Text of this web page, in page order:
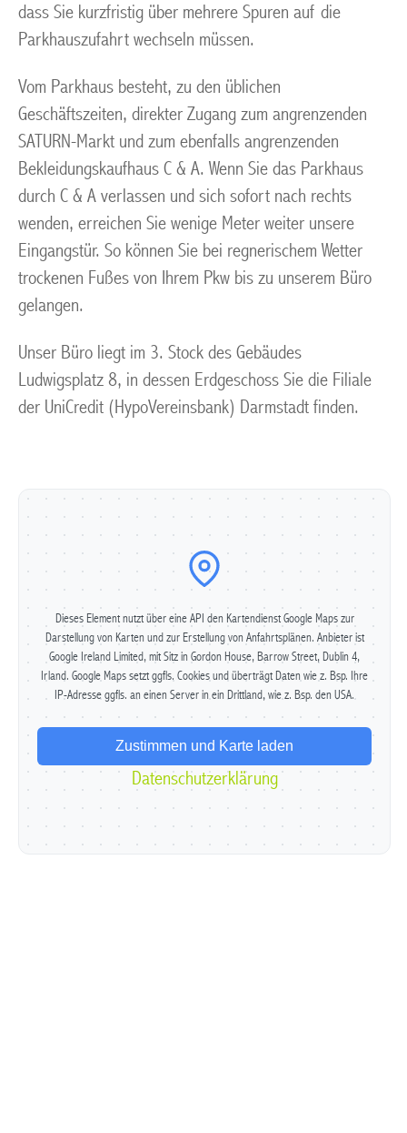
dass Sie kurzfristig über mehrere Spuren auf die
Parkhauszufahrt wechseln müssen.
Vom Parkhaus besteht, zu den üblichen
Geschäftszeiten, direkter Zugang zum angrenzenden
SATURN-Markt und zum ebenfalls angrenzenden
Bekleidungskaufhaus C & A. Wenn Sie das Parkhaus
durch C & A verlassen und sich sofort nach rechts
wenden, erreichen Sie wenige Meter weiter unsere
Eingangstür. So können Sie bei regnerischem Wetter
trockenen Fußes von Ihrem Pkw bis zu unserem Büro
gelangen.
Unser Büro liegt im 3. Stock des Gebäudes
Ludwigsplatz 8, in dessen Erdgeschoss Sie die Filiale
der UniCredit (HypoVereinsbank) Darmstadt finden.
Dieses Element nutzt über eine API den Kartendienst Google Maps zur
Darstellung von Karten und zur Erstellung von Anfahrtsplänen. Anbieter ist
Google Ireland Limited, mit Sitz in Gordon House, Barrow Street, Dublin 4,
Irland. Google Maps setzt ggfls. Cookies und überträgt Daten wie z. Bsp. Ihre
IP-Adresse ggfls. an einen Server in ein Drittland, wie z. Bsp. den USA.
Zustimmen und Karte laden
Datenschutzerklärung